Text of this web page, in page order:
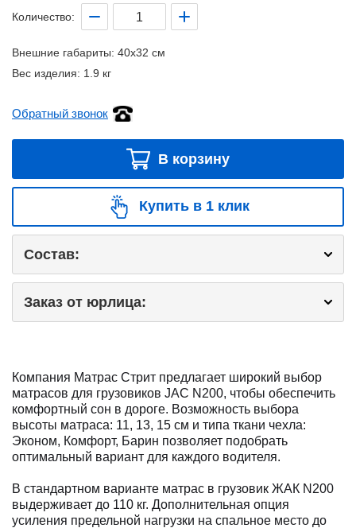
Количество:
Внешние габариты: 40x32 см
Вес изделия: 1.9 кг
Обратный звонок
В корзину
Купить в 1 клик
Состав:
Заказ от юрлица:
Компания Матрас Стрит предлагает широкий выбор
матрасов для грузовиков JAC N200, чтобы обеспечить
комфортный сон в дороге. Возможность выбора
высоты матраса: 11, 13, 15 см и типа ткани чехла:
Эконом, Комфорт, Барин позволяет подобрать
оптимальный вариант для каждого водителя.
В стандартном варианте матрас в грузовик ЖАК N200
выдерживает до 110 кг. Дополнительная опция
усиления предельной нагрузки на спальное место до